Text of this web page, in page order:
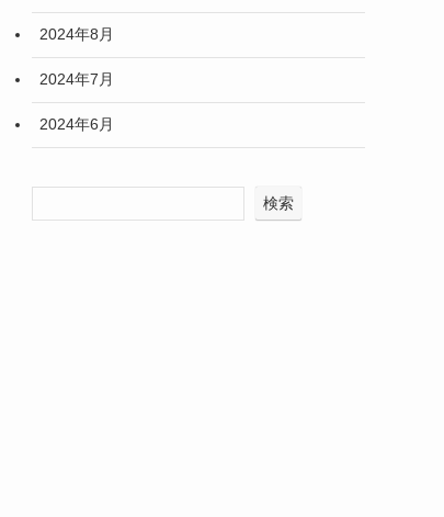
2024年8月
2024年7月
2024年6月
検索